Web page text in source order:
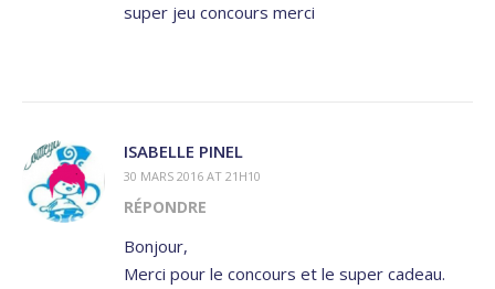
super jeu concours merci
ISABELLE PINEL
30 MARS 2016 AT 21H10
RÉPONDRE
Bonjour,
Merci pour le concours et le super cadeau.